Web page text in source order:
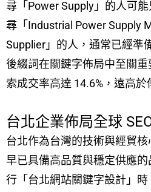
尋「Power Supply」的人可
尋「Industrial Power Supply
Supplier」的人，通常已經準
後綴詞在關鍵字佈局中至關重
索成交率高達 14.6%，遠高於
台北企業佈局全球
台北作為台灣的技術與經貿
早已具備高品質與穩定供應
行「台北網站關鍵字設計」